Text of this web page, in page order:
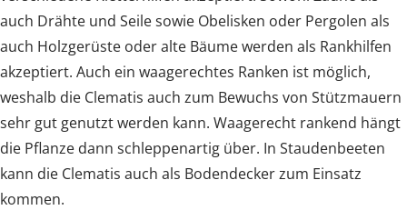
auch Drähte und Seile sowie Obelisken oder Pergolen als
auch Holzgerüste oder alte Bäume werden als Rankhilfen
akzeptiert. Auch ein waagerechtes Ranken ist möglich,
weshalb die Clematis auch zum Bewuchs von Stützmauern
sehr gut genutzt werden kann. Waagerecht rankend hängt
die Pflanze dann schleppenartig über. In Staudenbeeten
kann die Clematis auch als Bodendecker zum Einsatz
kommen.